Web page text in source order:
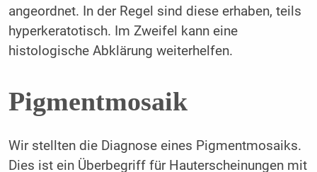
angeordnet. In der Regel sind diese erhaben, teils
hyperkeratotisch. Im Zweifel kann eine
histologische Abklärung weiterhelfen.
Pigmentmosaik
Wir stellten die Diagnose eines Pigmentmosaiks.
Dies ist ein Überbegriff für Hauterscheinungen mit